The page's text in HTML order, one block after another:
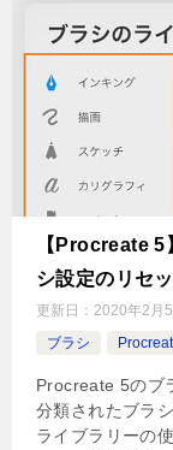
【Procreate 5
シ設定のリセ
更新日： 2020年2月5
ブラシ
Procreate 5のブ
分類されたブラ
ライブラリーの